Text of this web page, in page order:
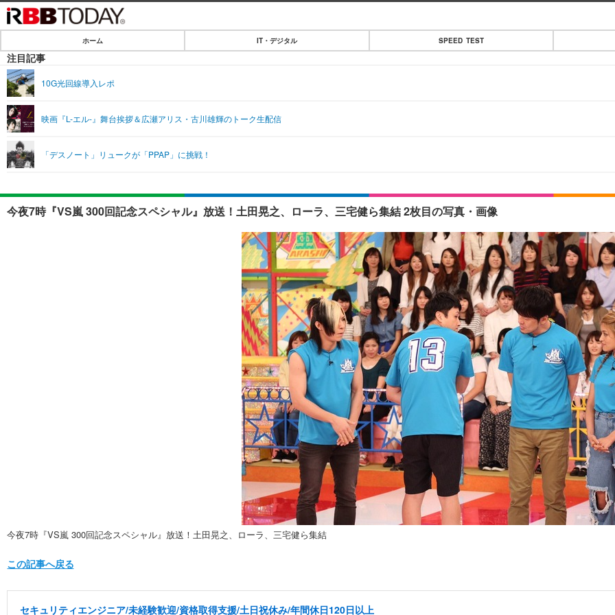
IT・デジタル
ショッピング
SPEED TEST
エンタメ
エンタメTOP
音楽
グラビア
ショッピング
ライフ
ライフTOP
ペット
その他
リリース一覧
ホーム IT・デジタル SPEED TEST
注目記事
10G光回線導入レポ
映画『L-エル-』舞台挨拶＆広瀬アリス・古川雄輝のトーク生配信
「デスノート」リュークが「PPAP」に挑戦！
今夜7時『VS嵐 300回記念スペシャル』放送！土田晃之、ローラ、三宅健ら集結 2枚目の写真・画像
今夜7時『VS嵐 300回記念スペシャル』放送！土田晃之、ローラ、三宅健ら集結
この記事へ戻る
セキュリティエンジニア/未経験歓迎/資格取得支援/土日祝休み/年間休日120日以上